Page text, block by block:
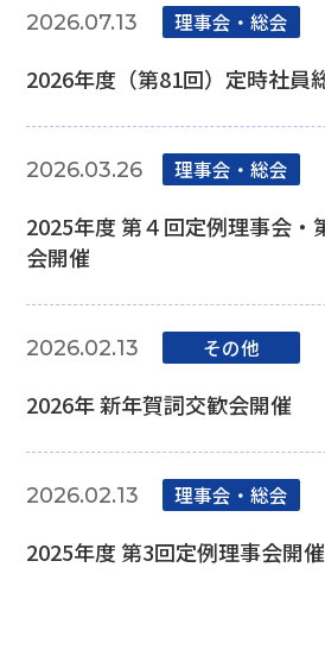
2026.07.13 理事会‧総会
2026年度（第81回）定時社員
2026.03.26 理事会‧総会
2025年度 第４回定例理事会・
会開催
2026.02.13 その他
2026年 新年賀詞交歓会開催
2026.02.13 理事会‧総会
2025年度 第3回定例理事会開催